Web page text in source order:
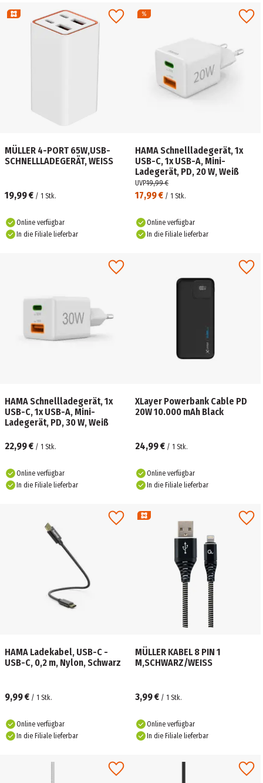
MÜLLER 4-PORT 65W,USB-
SCHNELLLADEGERÄT, WEISS
19,99 € / 1 Stk.
Online verfügbar
In die Filiale lieferbar
HAMA Schnellladegerät, 1x
USB-C, 1x USB-A, Mini-
Ladegerät, PD, 20 W, Weiß
17,99 € / 1 Stk.
UVP19,99 €
Online verfügbar
In die Filiale lieferbar
HAMA Schnellladegerät, 1x
USB-C, 1x USB-A, Mini-
Ladegerät, PD, 30 W, Weiß
22,99 € / 1 Stk.
Online verfügbar
In die Filiale lieferbar
XLayer Powerbank Cable PD
20W 10.000 mAh Black
24,99 € / 1 Stk.
Online verfügbar
In die Filiale lieferbar
HAMA Ladekabel, USB-C -
USB-C, 0,2 m, Nylon, Schwarz
9,99 € / 1 Stk.
Online verfügbar
In die Filiale lieferbar
MÜLLER KABEL 8 PIN 1
M,SCHWARZ/WEISS
3,99 € / 1 Stk.
Online verfügbar
In die Filiale lieferbar